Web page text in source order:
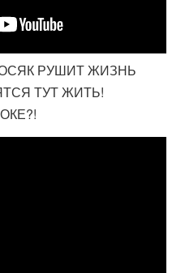
РУШИТ ЖИЗНЬ
ТУТ ЖИТЬ!